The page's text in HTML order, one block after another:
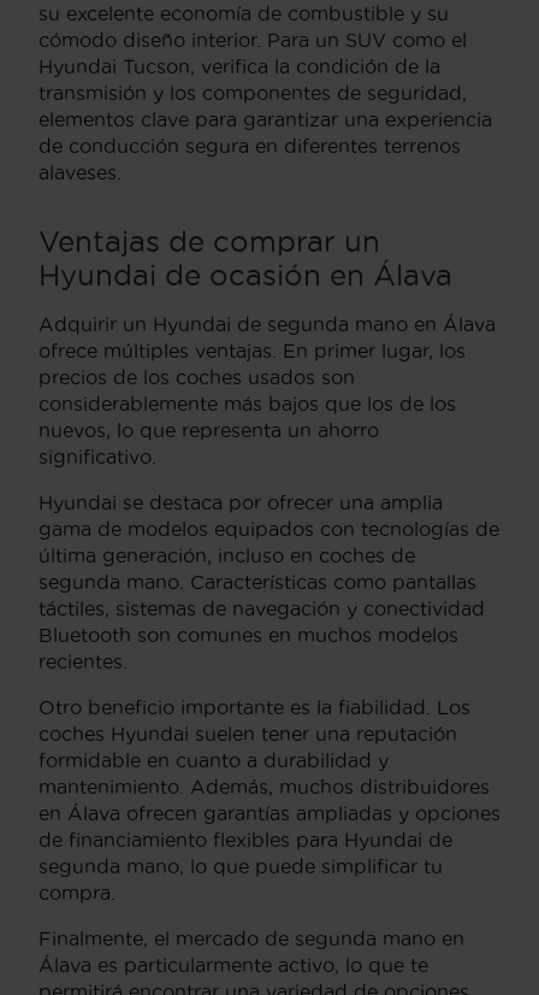
su excelente economía de combustible y su
cómodo diseño interior. Para un SUV como el
Hyundai Tucson, verifica la condición de la
transmisión y los componentes de seguridad,
elementos clave para garantizar una experiencia
de conducción segura en diferentes terrenos
alaveses.
Ventajas de comprar un
Hyundai de ocasión en Álava
Adquirir un Hyundai de segunda mano en Álava
ofrece múltiples ventajas. En primer lugar, los
precios de los coches usados son
considerablemente más bajos que los de los
nuevos, lo que representa un ahorro
significativo.
Hyundai se destaca por ofrecer una amplia
gama de modelos equipados con tecnologías de
última generación, incluso en coches de
segunda mano. Características como pantallas
táctiles, sistemas de navegación y conectividad
Bluetooth son comunes en muchos modelos
recientes.
Otro beneficio importante es la fiabilidad. Los
coches Hyundai suelen tener una reputación
formidable en cuanto a durabilidad y
mantenimiento. Además, muchos distribuidores
en Álava ofrecen garantías ampliadas y opciones
de financiamiento flexibles para Hyundai de
segunda mano, lo que puede simplificar tu
compra.
Finalmente, el mercado de segunda mano en
Álava es particularmente activo, lo que te